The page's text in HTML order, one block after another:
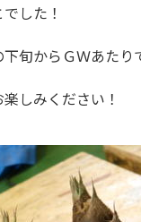
した！
旬からＧＷあたり
しみください！